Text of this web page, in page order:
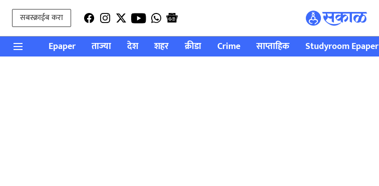
सबस्क्राईब करा
Epaper ताज्या देश शहर क्रीडा Crime साप्ताहिक Studyroom Epaper